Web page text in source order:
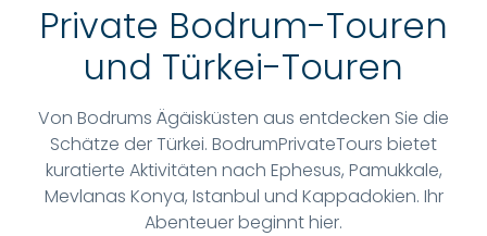
Private Bodrum-Touren
und Türkei-Touren
Von Bodrums Ägäisküsten aus entdecken Sie die
Schätze der Türkei. BodrumPrivateTours bietet
kuratierte Aktivitäten nach Ephesus, Pamukkale,
Mevlanas Konya, Istanbul und Kappadokien. Ihr
Abenteuer beginnt hier.